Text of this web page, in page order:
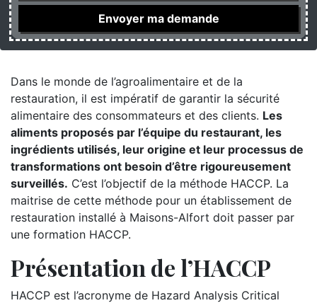
Dans le monde de l’agroalimentaire et de la
restauration, il est impératif de garantir la sécurité
alimentaire des consommateurs et des clients. Les
aliments proposés par l’équipe du restaurant, les
ingrédients utilisés, leur origine et leur processus de
transformations ont besoin d’être rigoureusement
surveillés. C’est l’objectif de la méthode HACCP. La
maitrise de cette méthode pour un établissement de
restauration installé à Maisons-Alfort doit passer par
une formation HACCP.
Présentation de l’HACCP
HACCP est l’acronyme de Hazard Analysis Critical